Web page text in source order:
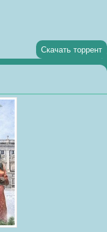
Скачать торрент